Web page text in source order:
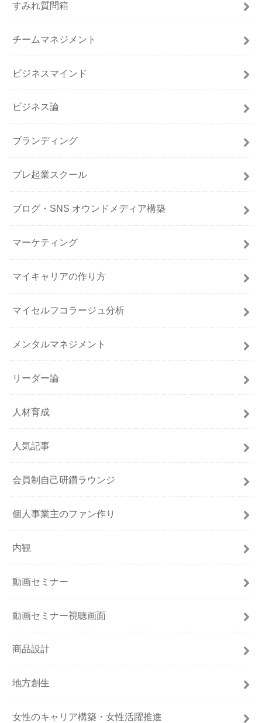
すみれ質問箱
チームマネジメント
ビジネスマインド
ビジネス論
ブランディング
プレ起業スクール
ブログ・SNS オウンドメディア構築
マーケティング
マイキャリアの作り方
マイセルフコラージュ分析
メンタルマネジメント
リーダー論
人材育成
人気記事
会員制自己研鑽ラウンジ
個人事業主のファン作り
内観
動画セミナー
動画セミナー視聴画面
商品設計
地方創生
女性のキャリア構築・女性活躍推進